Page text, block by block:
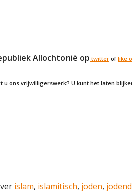
Allochtonië op twitter of like
u ons vrijwilligerswerk? U kunt het laten
islam, islamitisch, joden,